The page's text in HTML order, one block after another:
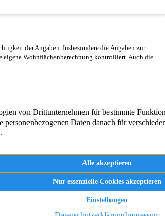
der Angaben. Insbesondere die Angaben zur
Wohnflächenberechnung kontrolliert. Auch die
die Vermittlung, Beratung